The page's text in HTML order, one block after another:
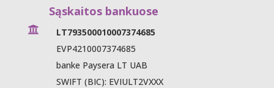
Sąskaitos bankuose

LT793500010007374685
EVP4210007374685
banke Paysera LT UAB
SWIFT (BIC): EVIULT2VXXX